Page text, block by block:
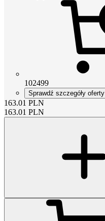
102499
Sprawdź szczegóły oferty
163.01 PLN
163.01 PLN